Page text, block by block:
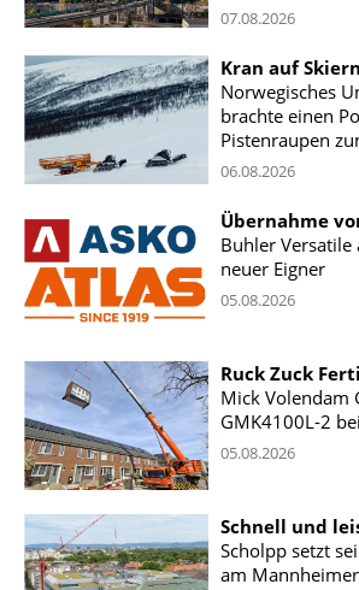
07.08.2026
Kran auf Skiern
Norwegisches
brachte einen
Pistenraupen
06.08.2026
Übernahme
Buhler Versatile
neuer Eigner
05.08.2026
Ruck Zuck
Mick Volendam
GMK4100L-2
05.08.2026
Schnell und
Scholpp setzt
am